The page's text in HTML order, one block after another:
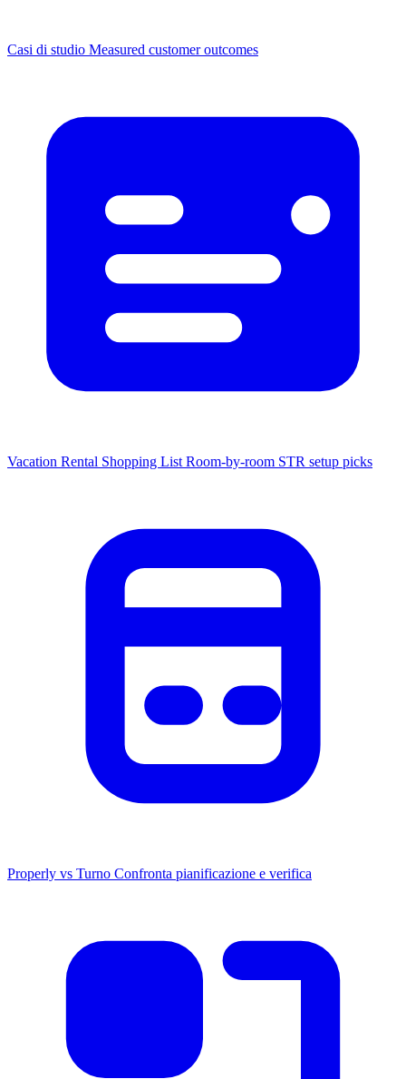
Casi di studio Measured customer outcomes
Vacation Rental Shopping List Room-by-room STR setup picks
Properly vs Turno Confronta pianificazione e verifica